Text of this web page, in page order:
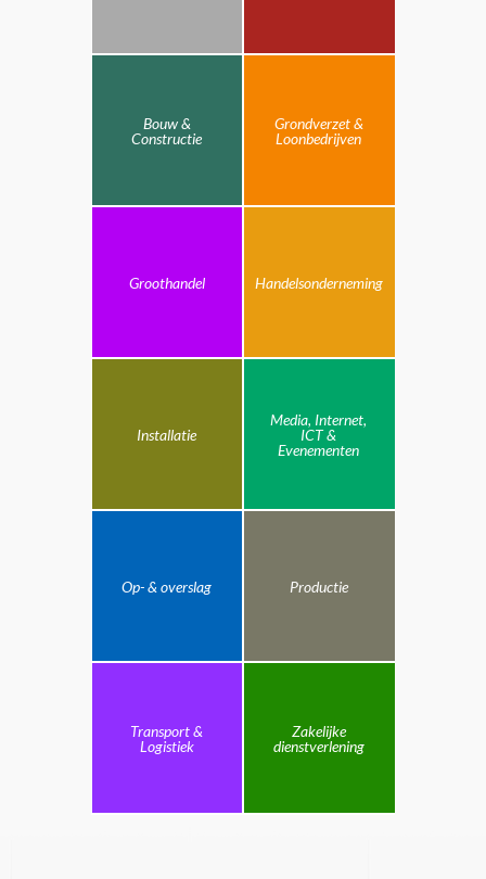
Bouw &
Constructie
Grondverzet &
Loonbedrijven
Groothandel Handelsonderneming
Installatie
Media, Internet,
ICT &
Evenementen
Op- & overslag Productie
Transport &
Logistiek
Zakelijke
dienstverlening